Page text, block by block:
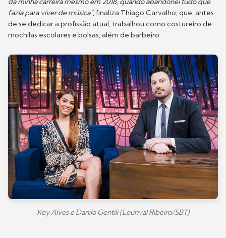
fazia para viver de música", finaliza Thiago Carvalho, que, antes
de se dedicar a profissão atual, trabalhou como costureiro de
mochilas escolares e bolsas, além de barbeiro.
Key Alves e Danilo Gentili (Lourival Ribeiro/SBT)